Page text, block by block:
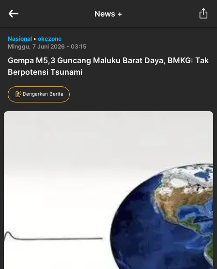
News +
Nasional • okezone
Minggu, 7 Juni 2026 - 03:15
Gempa M5,3 Guncang Maluku Barat Daya, BMKG: Tak
Berpotensi Tsunami
Dengarkan Berita